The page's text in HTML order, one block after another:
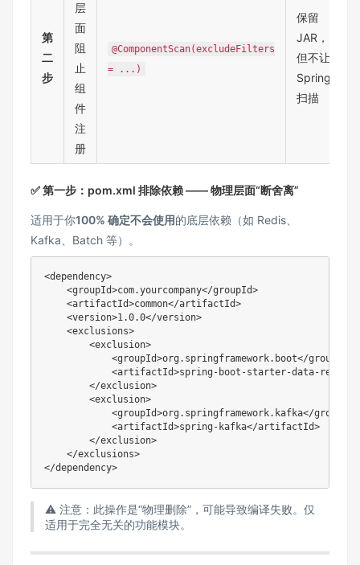
第
二
步
层
面
阻
止
组
件
注
册
@ComponentScan(excludeFilters
= ...)
保留
JAR，
但不让
Spring
扫描
✅ 第一步：pom.xml 排除依赖 —— 物理层面“断舍离”
适用于你100% 确定不会使用的底层依赖（如 Redis、
Kafka、Batch 等）。
<dependency>
<groupId>com.yourcompany</groupId>
<artifactId>common</artifactId>
<version>1.0.0</version>
<exclusions>
<exclusion>
<groupId>org.springframework.boot</groupId
<artifactId>spring-boot-starter-data-redis
</exclusion>
<exclusion>
<groupId>org.springframework.kafka</groupId
<artifactId>spring-kafka</artifactId>
</exclusion>
</exclusions>
</dependency>
⚠️ 注意：此操作是“物理删除”，可能导致编译失败。仅
适用于完全无关的功能模块。